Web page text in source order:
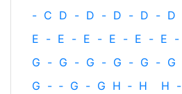
- C D - D - D - D - D
E - E - E - E - E - E -
G - G - G - G - G - G
G - ‐ G - G H ‐ H H -